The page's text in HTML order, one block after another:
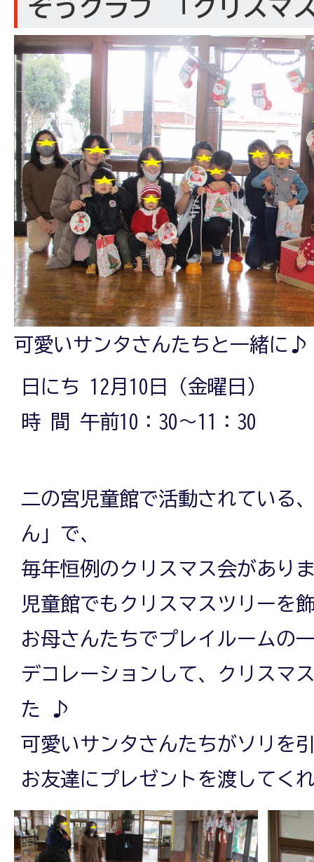
ぞうクラブ 「クリスマ
可愛いサンタさんたちと一緒に♪
日にち 12月10日（金曜日）
時 間 午前10：30～11：30
二の宮児童館で活動されている
ん」で、
毎年恒例のクリスマス会があり
児童館でもクリスマスツリーを
お母さんたちでプレイルームの
デコレーションして、クリスマ
た ♪
可愛いサンタさんたちがソリを
お友達にプレゼントを渡してく